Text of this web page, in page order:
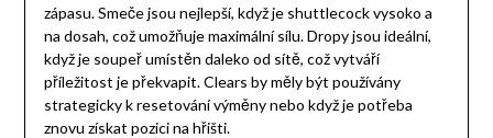
zápasu. Smeče jsou nejlepší, když je shuttlecock vysoko a
na dosah, což umožňuje maximální sílu. Dropy jsou ideální,
když je soupeř umístěn daleko od sítě, což vytváří
příležitost je překvapit. Clears by měly být používány
strategicky k resetování výměny nebo když je potřeba
znovu získat pozici na hřišti.